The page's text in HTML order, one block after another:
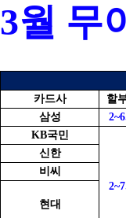
3월 무
카드사
할
삼성
KB국민
신한
비씨
현대